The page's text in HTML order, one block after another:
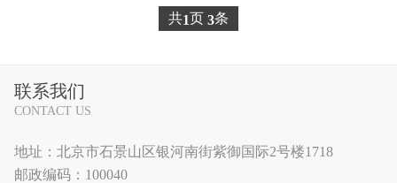
共1页 3条
联系我们
CONTACT US
地址：北京市石景山区银河南街紫御国际2号楼1718
邮政编码：100040